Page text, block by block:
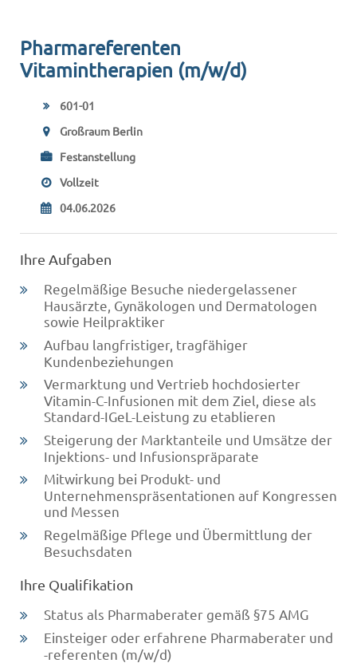
Pharmareferenten
Vitamintherapien (m/w/d)
601-01
Großraum Berlin
Festanstellung
Vollzeit
04.06.2026
Ihre Aufgaben
Regelmäßige Besuche niedergelassener
Hausärzte, Gynäkologen und Dermatologen
sowie Heilpraktiker
Aufbau langfristiger, tragfähiger
Kundenbeziehungen
Vermarktung und Vertrieb hochdosierter
Vitamin-C-Infusionen mit dem Ziel, diese als
Standard-IGeL-Leistung zu etablieren
Steigerung der Marktanteile und Umsätze der
Injektions- und Infusionspräparate
Mitwirkung bei Produkt- und
Unternehmenspräsentationen auf Kongressen
und Messen
Regelmäßige Pflege und Übermittlung der
Besuchsdaten
Ihre Qualifikation
Status als Pharmaberater gemäß §75 AMG
Einsteiger oder erfahrene Pharmaberater und
-referenten (m/w/d)